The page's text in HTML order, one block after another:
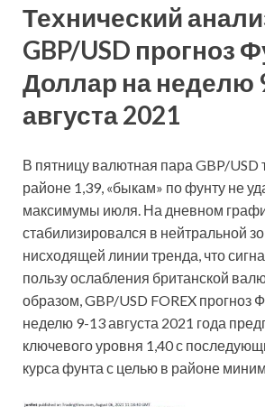
Технический
GBP/USD прогноз
Доллар на неделю
августа 2021
В пятницу валютная пара GBP/USD
районе 1,39, «быкам» по фунту не
максимумы июля. На дневном
стабилизировался в нейтральной
нисходящей линии тренда, что
пользу ослабления британской
образом, GBP/USD FOREX прогноз
неделю 9-13 августа 2021 года
ключевого уровня 1,40 с
курса фунта с целью в районе